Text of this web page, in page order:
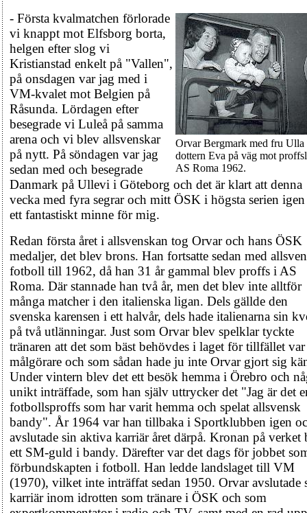
Orvar Bergmark med fru Ulla
dottern Eva på väg mot
AS Roma 1962.
- Första kvalmatchen förlorade
vi knappt mot Elfsborg borta,
helgen efter slog vi
Kristianstad enkelt på "Vallen",
på onsdagen var jag med i
VM-kvalet mot Belgien på
Råsunda. Lördagen efter
besegrade vi Luleå på samma
arena och vi blev allsvenskar
på nytt. På söndagen var jag
sedan med och besegrade
Danmark på Ullevi i Göteborg och det är klart att denna
vecka med fyra segrar och mitt ÖSK i högsta serien igen
ett fantastiskt minne för mig.
Redan första året i allsvenskan tog Orvar och hans ÖSK
medaljer, det blev brons. Han fortsatte sedan med
fotboll till 1962, då han 31 år gammal blev proffs i AS
Roma. Där stannade han två år, men det blev inte alltför
många matcher i den italienska ligan. Dels gällde den
svenska karensen i ett halvår, dels hade italienarna sin
på två utlänningar. Just som Orvar blev spelklar tyckte
tränaren att det som bäst behövdes i laget för tillfället var
målgörare och som sådan hade ju inte Orvar gjort sig
Under vintern blev det ett besök hemma i Örebro och
unikt inträffade, som han själv uttrycker det "Jag är det
fotbollsproffs som har varit hemma och spelat allsvensk
bandy". År 1964 var han tillbaka i Sportklubben igen
avslutade sin aktiva karriär året därpå. Kronan på verket
ett SM-guld i bandy. Därefter var det dags för jobbet
förbundskapten i fotboll. Han ledde landslaget till VM
(1970), vilket inte inträffat sedan 1950. Orvar avslutade
karriär inom idrotten som tränare i ÖSK och som